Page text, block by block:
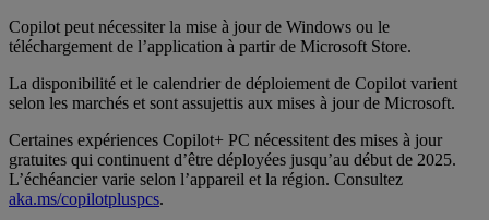
Copilot peut nécessiter la mise à jour de Windows ou le
téléchargement de l’application à partir de Microsoft Store.
La disponibilité et le calendrier de déploiement de Copilot varient
selon les marchés et sont assujettis aux mises à jour de Microsoft.
Certaines expériences Copilot+ PC nécessitent des mises à jour
gratuites qui continuent d’être déployées jusqu’au début de 2025.
L’échéancier varie selon l’appareil et la région. Consultez
aka.ms/copilotpluspcs.